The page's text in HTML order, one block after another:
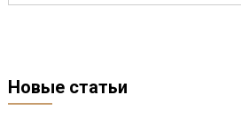
Новые статьи